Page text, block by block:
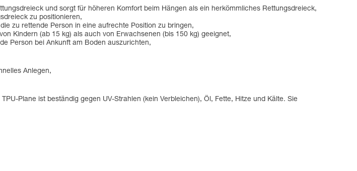
und sorgt für höheren Komfort beim Hängen als ein herkömmliches Rettungsdreieck,
zu positionieren,
zu rettende Person in eine aufrechte Position zu bringen,
Kindern (ab 15 kg) als auch von Erwachsenen (bis 150 kg) geeignet,
Person bei Ankunft am Boden auszurichten,
Anlegen,
Plane ist beständig gegen UV-Strahlen (kein Verbleichen), Öl, Fette, Hitze und Kälte. Sie